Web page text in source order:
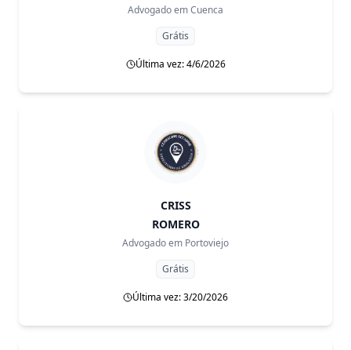
Advogado emCuenca
Grátis
Última vez: 4/6/2026
CRISS
ROMERO
Advogado em Portoviejo
Grátis
Última vez: 3/20/2026